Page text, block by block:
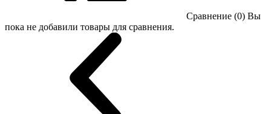
Сравнение (0) Вы
пока не добавили товары для сравнения.